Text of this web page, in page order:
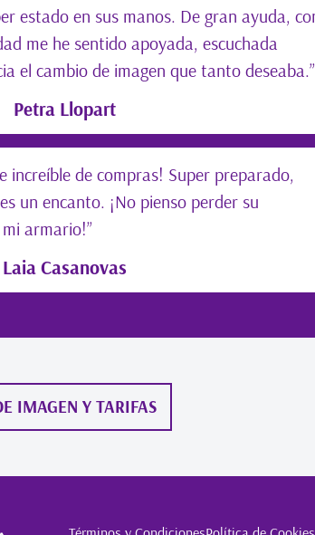
estado en sus manos. De gran ayuda,
me he sentido apoyada, escuchada
el cambio de imagen que tanto deseaba.”
Petra Llopart
increíble de compras! Super preparado,
un encanto. ¡No pienso perder su
armario!”
Laia Casanovas
IMAGEN Y TARIFAS